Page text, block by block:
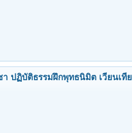
ปฏิบัติธรรมฝึกพุทธนิมิต เวียนเที